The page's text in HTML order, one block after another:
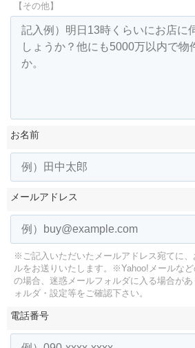
【その他】
お名前
メールアドレス
※ご記入いただいたメールアドレス宛てに
ルをお送りいたします。
※Yahoo!メールな
の場合、迷惑メールフォルダに入る場合があ
ォルダ・設定等をご確認下さい。
電話番号